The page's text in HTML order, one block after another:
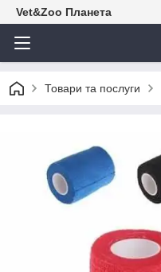
Vet&Zoo Планета
Товари та послуги